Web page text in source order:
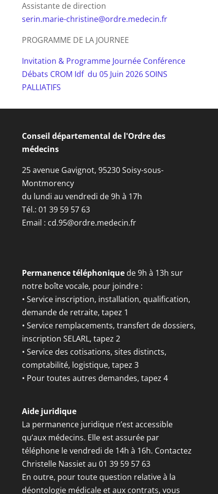
Assistante de direction
serin.marie-christine@ordre.medecin.fr
PROGRAMME DE LA JOURNEE
Invitation & Programme Journée Conférence
Débats CROM Idf du 05 Juin 2026 SOINS
PALLIATIFS
Conseil départemental de l'Ordre des
médecins
25 avenue Gavignot, 95230 Soisy-sous-
Montmorency
du lundi au vendredi de 9h à 17h
Tél.: 01 39 59 57 63
Email : cd.95@ordre.medecin.fr
Permanence téléphoniquede 9h à 13h sur
notre boîte vocale, pour joindre :
• Service inscription, installation, qualification,
demande de retraite, tapez 1
• Service remplacements, transfert de dossiers,
inscription SELARL, tapez 2
• Service des cotisations, sites distincts,
comptabilité, logistique, tapez 3
• Pour toutes autres demandes, tapez 4
Aide juridique
La permanence juridique n’est accessible
qu’aux médecins. Elle est assurée par
téléphone le vendredi de 14h à 16h. Contactez
Christelle Nassiet au 01 39 59 57 63
En outre, pour toute question relative à la
déontologie médicale et aux contrats, vous